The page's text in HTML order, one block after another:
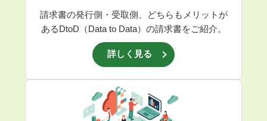
請求書の発行側・受取側、どちらもメリットが
あるDtoD（Data to Data）の請求書をご紹介。
詳しく見る